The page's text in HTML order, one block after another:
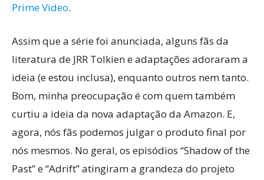
Prime Video.
Assim que a série foi anunciada, alguns fãs da
literatura de JRR Tolkien e adaptações adoraram a
ideia (e estou inclusa), enquanto outros nem tanto.
Bom, minha preocupação é com quem também
curtiu a ideia da nova adaptação da Amazon. E,
agora, nós fãs podemos julgar o produto final por
nós mesmos. No geral, os episódios “Shadow of the
Past” e “Adrift” atingiram a grandeza do projeto